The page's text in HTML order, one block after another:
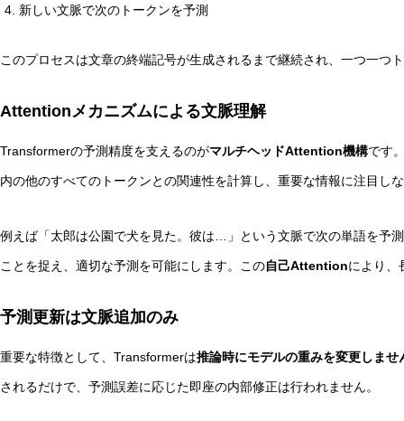
新しい文脈で次のトークンを予測
このプロセスは文章の終端記号が生成されるまで継続され、一つ一つ
Attentionメカニズムによる文脈理解
Transformerの予測精度を支えるのがマルチヘッドAttention機構です
内の他のすべてのトークンとの関連性を計算し、重要な情報に注目し
例えば「太郎は公園で犬を見た。彼は…」という文脈で次の単語を予
ことを捉え、適切な予測を可能にします。この自己Attentionにより、
予測更新は文脈追加のみ
重要な特徴として、Transformerは推論時にモデルの重みを変更しませ
されるだけで、予測誤差に応じた即座の内部修正は行われません。